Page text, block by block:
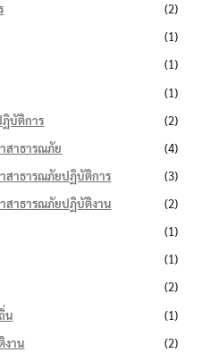
(2)
(1)
(1)
(1)
ฏิบัติการ
(2)
สาธารณภัย
(4)
สาธารณภัยปฏิบัติการ
(3)
สาธารณภัยปฏิบัติงาน
(2)
(1)
(1)
(2)
น
(1)
งาน
(2)